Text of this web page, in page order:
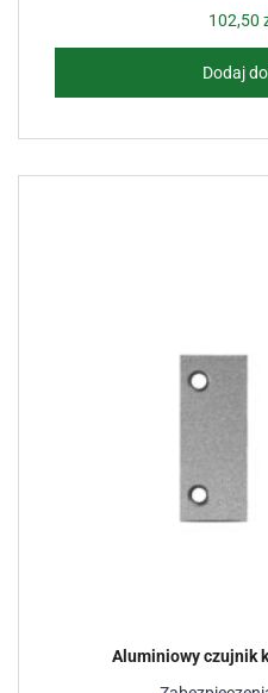
102,50
Dodaj
Aluminiowy czujnik